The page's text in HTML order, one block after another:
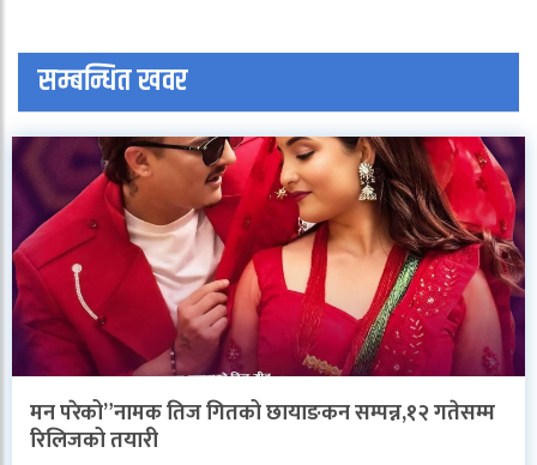
सम्बन्धित खवर
मन परेको”नामक तिज गितको छायाङकन सम्पन्न,१२ गतेसम्म
रिलिजको तयारी